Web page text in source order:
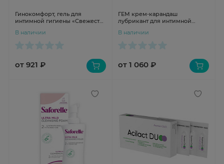
Гинокомфорт, гель для
интимной гигиены «Свежесть
В наличии
от 921 ₽
ГЕМ крем-карандаш
лубрикант для интимной
В наличии
от 1 060 ₽